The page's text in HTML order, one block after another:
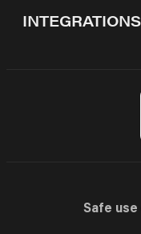
INTEGRATIONS
Safe